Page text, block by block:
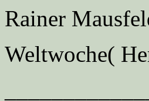
Rainer
Weltwoche(